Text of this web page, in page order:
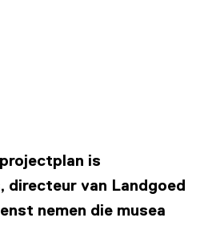
is
directeur van Landgoed
nemen die musea